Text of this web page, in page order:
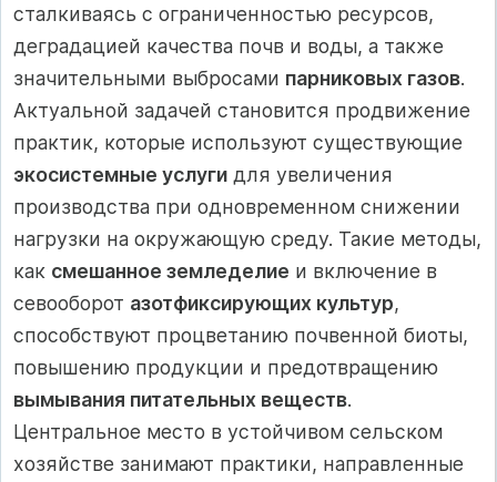
сталкиваясь с ограниченностью ресурсов,
деградацией качества почв и воды, а также
значительными выбросами парниковых газов.
Актуальной задачей становится продвижение
практик, которые используют существующие
экосистемные услуги для увеличения
производства при одновременном снижении
нагрузки на окружающую среду. Такие методы,
как смешанное земледелие и включение в
севооборот азотфиксирующих культур,
способствуют процветанию почвенной биоты,
повышению продукции и предотвращению
вымывания питательных веществ.
Центральное место в устойчивом сельском
хозяйстве занимают практики, направленные